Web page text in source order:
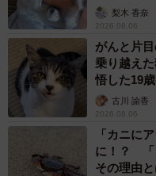
3問目の「初めて作った手料理
ゆき」さん（@hikayoshifuufu
梨木 香奈
2026.08.06
がんと片
乗り越え
悟した19
古川 諭香
2026.08.06
「カニに
に！？ 「
その理由